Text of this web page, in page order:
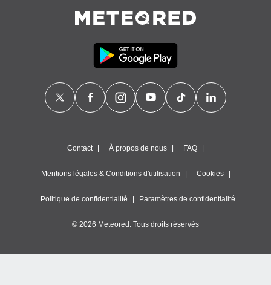
Contact À propos de nous FAQ
Mentions légales & Conditions d'utilisation Cookies
Politique de confidentialité Paramètres de confidentialité
© 2026 Meteored. Tous droits réservés